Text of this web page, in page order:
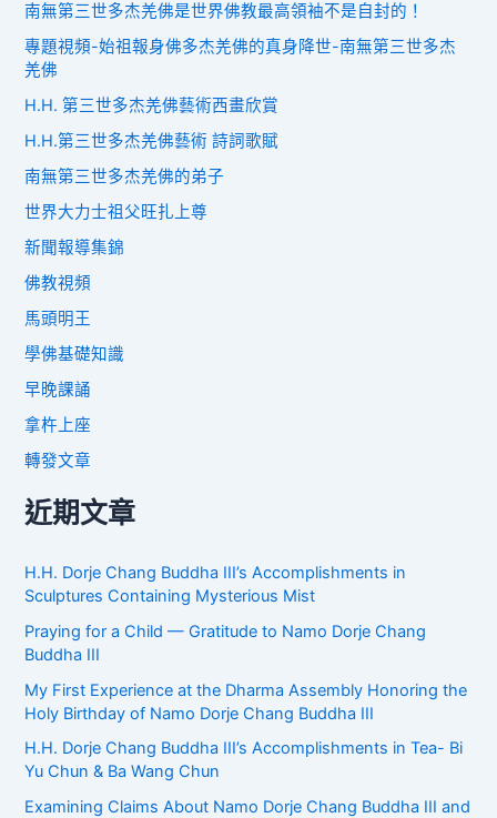
南無第三世多杰羌佛是世界佛教最高領袖不是自封的！
專題視頻-始祖報身佛多杰羌佛的真身降世-南無第三世多杰
羌佛
H.H. 第三世多杰羌佛藝術西畫欣賞
H.H.第三世多杰羌佛藝術 詩詞歌賦
南無第三世多杰羌佛的弟子
世界大力士祖父旺扎上尊
新聞報導集錦
佛教視頻
馬頭明王
學佛基礎知識
早晚課誦
拿杵上座
轉發文章
近期文章
H.H. Dorje Chang Buddha III’s Accomplishments in
Sculptures Containing Mysterious Mist
Praying for a Child — Gratitude to Namo Dorje Chang
Buddha III
My First Experience at the Dharma Assembly Honoring the
Holy Birthday of Namo Dorje Chang Buddha III
H.H. Dorje Chang Buddha III’s Accomplishments in Tea- Bi
Yu Chun & Ba Wang Chun
Examining Claims About Namo Dorje Chang Buddha III and